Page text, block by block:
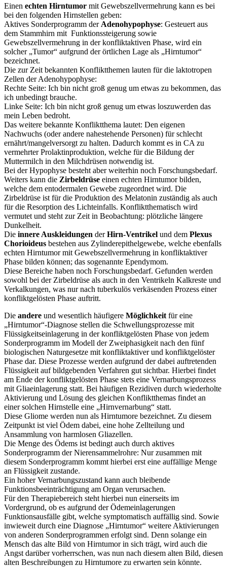
Einen echten Hirntumor mit Gewebszellvermehrung kann es bei
bei den folgenden Hirnstellen geben:
Aktives Sonderprogramm der Adenohypophyse: Gesteuert aus
dem Stammhirn mit Funktionssteigerung sowie
Gewebszellvermehrung in der konfliktaktiven Phase, wird ein
solcher „Tumor“ aufgrund der örtlichen Lage als „Hirntumor“
bezeichnet.
Die zur Zeit bekannten Konfliktthemen lauten für die laktotropen
Zellen der Adenohypophyse:
Rechte Seite: Ich bin nicht groß genug um etwas zu bekommen, das
ich unbedingt brauche.
Linke Seite: Ich bin nicht groß genug um etwas loszuwerden das
mein Leben bedroht.
Das weitere bekannte Konfliktthema lautet: Den eigenen
Nachwuchs (oder andere nahestehende Personen) für schlecht
ernährt/mangelversorgt zu halten. Dadurch kommt es in CA zu
vermehrter Prolaktinproduktion, welche für die Bildung der
Muttermilch in den Milchdrüsen notwendig ist.
Bei der Hypophyse besteht aber weiterhin noch Forschungsbedarf.
Weiters kann die Zirbeldrüse einen echten Hirntumor bilden,
welche dem entodermalen Gewebe zugeordnet wird. Die
Zirbeldrüse ist für die Produktion des Melatonin zuständig als auch
für die Resorption des Lichteinfalls. Konfliktthematisch wird
vermutet und steht zur Zeit in Beobachtung: plötzliche längere
Dunkelheit.
Die innere Auskleidungen derHirn-Ventrikel und dem Plexus
Chorioideus bestehen aus Zylinderepithelgewebe, welche ebenfalls
echten Hirntumor mit Gewebszellvermehrung in konfliktaktiver
Phase bilden können; das sogenannte Ependymom.
Diese Bereiche haben noch Forschungsbedarf. Gefunden werden
sowohl bei der Zirbeldrüse als auch in den Ventrikeln Kalkreste und
Verkalkungen, was nur nach tuberkulös verkäsenden Prozess einer
konfliktgelösten Phase auftritt.
Die andere und wesentlich häufigere Möglichkeit für eine
„Hirntumor“-Diagnose stellen die Schwellungsprozesse mit
Flüssigkeitseinlagerung in der konfliktgelösten Phase von jedem
Sonderprogramm im Modell der Zweiphasigkeit nach den fünf
biologischen Naturgesetze mit konfliktaktiver und konfliktgelöster
Phase dar. Diese Prozesse werden aufgrund der dabei auftretenden
Flüssigkeit auf bildgebenden Verfahren gut sichtbar. Hierbei findet
am Ende der konfliktgelösten Phase stets eine Vernarbungsprozess
mit Gliaeinlagerung statt. Bei häufigen Rezidiven durch wiederholte
Aktivierung und Lösung des gleichen Konfliktthemas findet an
einer solchen Hirnstelle eine „Hirnvernarbung“ statt.
Diese Gliome werden nun als Hirntumore bezeichnet. Zu diesem
Zeitpunkt ist viel Ödem dabei, eine hohe Zellteilung und
Ansammlung von harmlosen Gliazellen.
Die Menge des Ödems ist bedingt auch durch aktives
Sonderprogramm der Nierensammelrohre: Nur zusammen mit
diesem Sonderprogramm kommt hierbei erst eine auffällige Menge
an Flüssigkeit zustande.
Ein hoher Vernarbungszustand kann auch bleibende
Funktionsbeeinträchtigung am Organ verursachen.
Für den Therapiebereich steht hierbei nun einerseits im
Vordergrund, ob es aufgrund der Ödemeinlagerungen
Funktionsausfälle gibt, welche symptomatisch auffällig sind. Sowie
inwieweit durch eine Diagnose „Hirntumor“ weitere Aktivierungen
von anderen Sonderprogrammen erfolgt sind. Denn solange ein
Mensch das alte Bild von Hirntumor in sich trägt, wird auch die
Angst darüber vorherrschen, was nun nach diesem alten Bild, diesen
alten Beschreibungen zu Hirntumore zu erwarten sein könnte.